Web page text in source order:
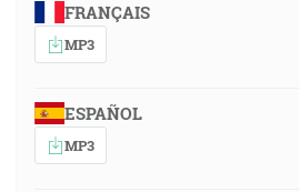
FRANÇAIS
MP3
ESPAÑOL
MP3